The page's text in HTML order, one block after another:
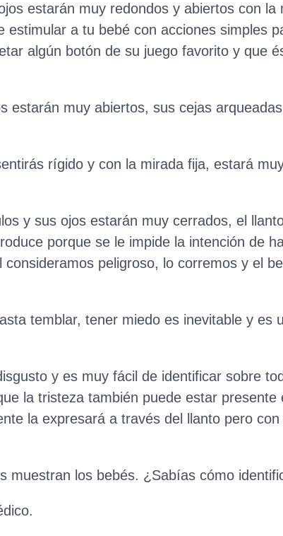
estarán muy redondos y abiertos con la
a tu bebé con acciones simples
algún botón de su juego favorito y que
estarán muy abiertos, sus cejas
rígido y con la mirada fija, estará
y sus ojos estarán muy cerrados, el
porque se le impide la intención de
peligroso, lo corremos y el
temblar, tener miedo es inevitable y es
y es muy fácil de identificar sobre
la tristeza también puede estar presente
la expresará a través del llanto pero con
muestran los bebés. ¿Sabías cómo